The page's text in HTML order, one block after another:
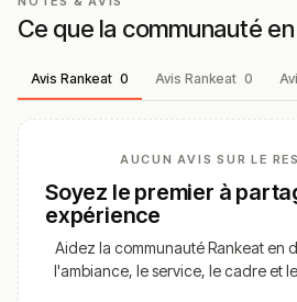
Ce que la communauté
Avis Rankeat 0 Avis Rankeat 0
AUCUN AVIS SUR LE
Soyez le premier à
expérience
Aidez la communauté Rankeat en
l'ambiance, le service, le cadre et